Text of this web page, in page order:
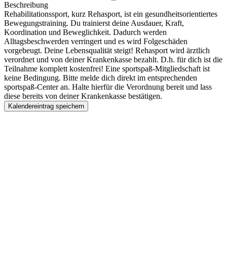
Beschreibung
Rehabilitationssport, kurz Rehasport, ist ein gesundheitsorientiertes
Bewegungstraining. Du trainierst deine Ausdauer, Kraft,
Koordination und Beweglichkeit. Dadurch werden
Alltagsbeschwerden verringert und es wird Folgeschäden
vorgebeugt. Deine Lebensqualität steigt! Rehasport wird ärztlich
verordnet und von deiner Krankenkasse bezahlt. D.h. für dich ist die
Teilnahme komplett kostenfrei! Eine sportspaß-Mitgliedschaft ist
keine Bedingung. Bitte melde dich direkt im entsprechenden
sportspaß-Center an. Halte hierfür die Verordnung bereit und lass
diese bereits von deiner Krankenkasse bestätigen.
Kalendereintrag speichern